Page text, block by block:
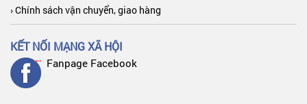
› Chính sách vận chuyển, giao hàng
KẾT NỐI MẠNG XÃ HỘI
Fanpage Facebook